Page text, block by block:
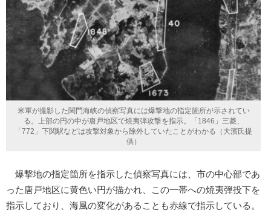
米軍が撮影した関門海峡の偵察写真には爆撃地の指定箇所が示されてい
る。上部の円の中が唐戸地区で焼夷弾攻撃を指示。「1846」三菱、
「772」下関駅などは攻撃対象から除外していたことがわかる（大濱氏提
供）
爆撃地の指定箇所を指示した偵察写真には、市の中心部であ
った唐戸地区に黄色い円が描かれ、この一帯への焼夷弾投下を
指示しており、海風の変化があることも赤線で指示している。